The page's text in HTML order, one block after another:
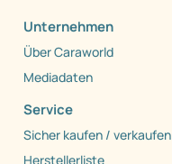
Unternehmen
Über Caraworld
Mediadaten
Service
Sicher kaufen / verkaufen
Herstellerliste